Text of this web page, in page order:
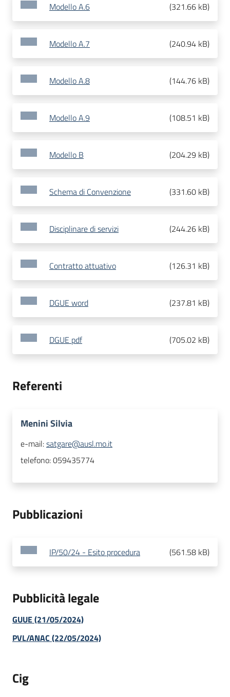
Modello A.6 (321.66 kB)
Modello A.7 (240.94 kB)
Modello A.8 (144.76 kB)
Modello A.9 (108.51 kB)
Modello B (204.29 kB)
Schema di Convenzione (331.60 kB)
Disciplinare di servizi (244.26 kB)
Contratto attuativo (126.31 kB)
DGUE word (237.81 kB)
DGUE pdf (705.02 kB)
Referenti
Menini Silvia
e-mail:satgare@ausl.mo.it
telefono:059435774
Pubblicazioni
IP/50/24 - Esito procedura (561.58 kB)
Pubblicità legale
GUUE (21/05/2024)
PVL/ANAC (22/05/2024)
Cig